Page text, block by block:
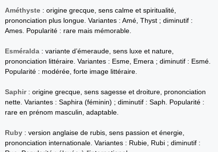
Améthyste : origine grecque, sens calme et spiritualité,
prononciation plus longue. Variantes : Amé, Thyst ; diminutif :
Ames. Popularité : rare mais mémorable.
Esméralda : variante d’émeraude, sens luxe et nature,
prononciation littéraire. Variantes : Esme, Emera ; diminutif : Esmé.
Popularité : modérée, forte image littéraire.
Saphir: origine grecque, sens sagesse et droiture, prononciation
nette. Variantes : Saphira (féminin) ; diminutif : Saph. Popularité :
rare en prénom masculin, adaptable.
Ruby : version anglaise de rubis, sens passion et énergie,
prononciation internationale. Variantes : Rubie, Rubi ; diminutif :